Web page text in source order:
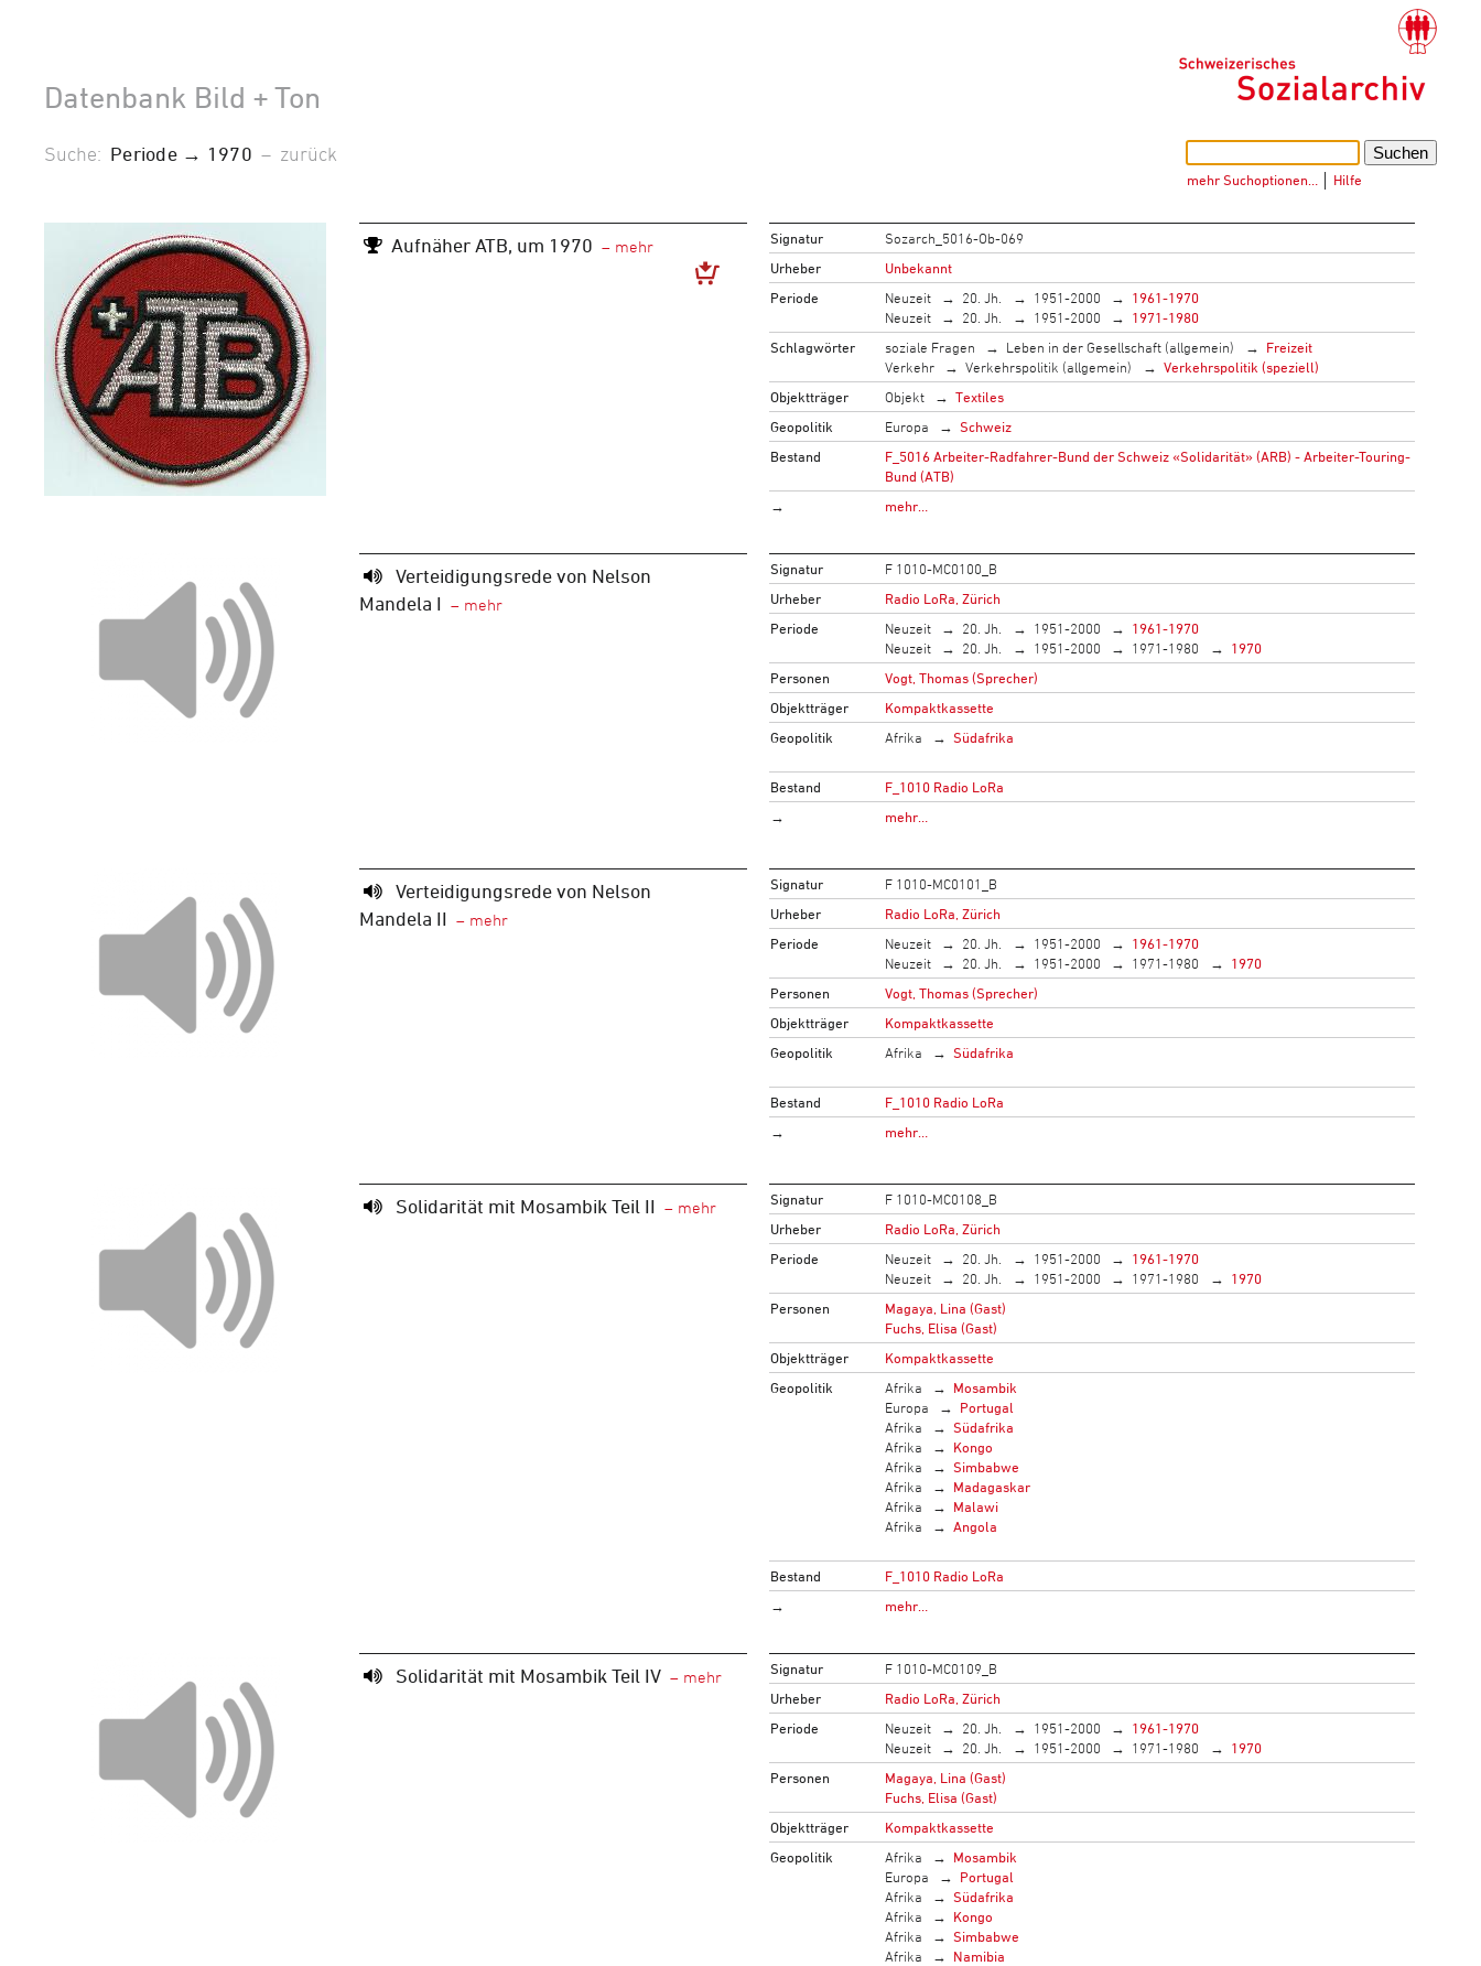
Datenbank Bild + Ton
mehr Suchoptionen… Hilfe
Suche: Periode → 1970 – zurück
Aufnäher ATB, um 1970 Signatur
Sozarch_5016-Ob-069
Urheber
Unbekannt
Periode
Neuzeit 20. Jh. 1951-2000
1961-1970
Neuzeit
20. Jh. 1951-2000
1971-1980
Schlagwörter
soziale Fragen Leben in der Gesellschaft (allgemein)
Freizeit
Verkehr
Verkehrspolitik (allgemein)
Verkehrspolitik (speziell)
Objektträger
Objekt
Textiles
Geopolitik
Europa
Schweiz
Bestand
F_5016 Arbeiter-Radfahrer-Bund der Schweiz «Solidarität» (ARB) - Arbeiter-Touring-
Bund (ATB)
→
mehr…
Verteidigungsrede von Nelson
Mandela I
Signatur
F 1010-MC0100_B
Urheber
Radio LoRa, Zürich
Periode
Neuzeit 20. Jh. 1951-2000
1961-1970
Neuzeit
20. Jh. 1951-2000 1971-1980
1970
Personen
Vogt, Thomas (Sprecher)
Objektträger
Kompaktkassette
Geopolitik
Afrika Südafrika
Bestand
F_1010 Radio LoRa
→
mehr…
Verteidigungsrede von Nelson
Mandela II
Signatur
F 1010-MC0101_B
Urheber
Radio LoRa, Zürich
Periode
Neuzeit 20. Jh. 1951-2000
1961-1970
Neuzeit
20. Jh. 1951-2000 1971-1980
1970
Personen
Vogt, Thomas (Sprecher)
Objektträger
Kompaktkassette
Geopolitik
Afrika Südafrika
Bestand
F_1010 Radio LoRa
→
mehr…
Solidarität mit Mosambik Teil II Signatur
F 1010-MC0108_B
Urheber
Radio LoRa, Zürich
Periode
Neuzeit 20. Jh. 1951-2000
1961-1970
Neuzeit
20. Jh. 1951-2000 1971-1980
1970
Personen
Magaya, Lina (Gast)
Fuchs, Elisa (Gast)
Objektträger
Kompaktkassette
Geopolitik
Afrika
Mosambik
Europa
Portugal
Afrika
Südafrika
Afrika
Kongo
Afrika
Simbabwe
Afrika
Madagaskar
Afrika
Malawi
Afrika
Angola
Bestand
F_1010 Radio LoRa
→
mehr…
Solidarität mit Mosambik Teil IV Signatur
F 1010-MC0109_B
Urheber
Radio LoRa, Zürich
Periode
Neuzeit 20. Jh. 1951-2000
1961-1970
Neuzeit
20. Jh. 1951-2000 1971-1980
1970
Personen
Magaya, Lina (Gast)
Fuchs, Elisa (Gast)
Objektträger
Kompaktkassette
Geopolitik
Afrika
Mosambik
Europa
Portugal
Afrika
Südafrika
Afrika
Kongo
Afrika
Simbabwe
Afrika
Namibia